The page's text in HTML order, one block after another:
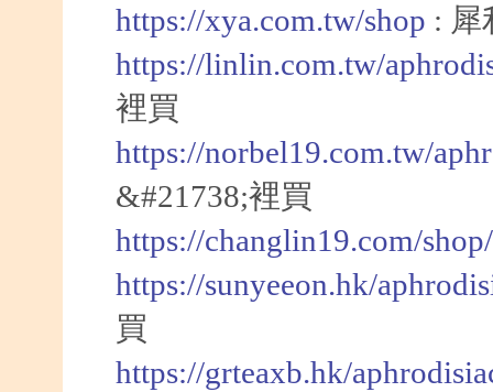
https://xya.com.tw/shop : 犀
https://linlin.com.tw/
裡買
https://norbel19.com.tw/
&#21738;裡買
https://changlin19.com/
https://sunyeeon.hk/
買
https://grteaxb.hk/